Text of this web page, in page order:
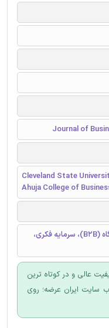
Cleveland State
Ahuja College of
سفارشی سازی، خدمات حرفه ای بنگاه به بنگاه (B2B)، سرمایه فکری،
عالی و در کوتاه ترین
ایران عرضه؛ روی